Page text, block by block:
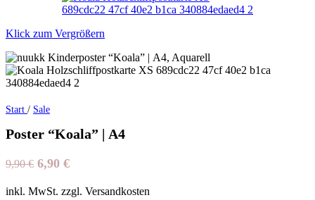
Klick zum Vergrößern
Start / Sale
Poster “Koala” | A4
9,90€ Ursprünglicher
war:
6,90 €Aktueller
ist:
inkl. MwSt. zzgl. Versandkosten